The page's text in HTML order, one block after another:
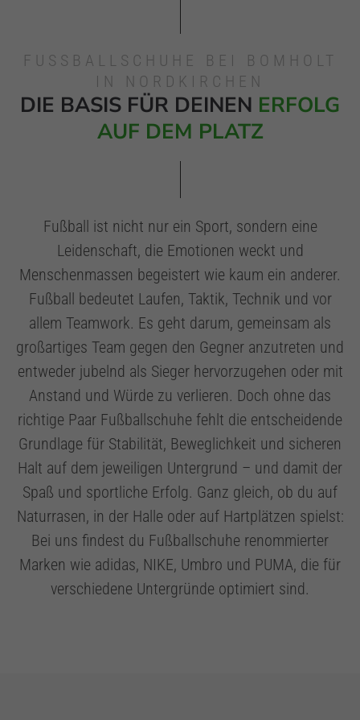
FUSSBALLSCHUHE BEI BOMHOLT
IN NORDKIRCHEN
DIE BASIS FÜR DEINEN ERFOLG
AUF DEM PLATZ
Fußball ist nicht nur ein Sport, sondern eine
Leidenschaft, die Emotionen weckt und
Menschenmassen begeistert wie kaum ein anderer.
Fußball bedeutet Laufen, Taktik, Technik und vor
allem Teamwork. Es geht darum, gemeinsam als
großartiges Team gegen den Gegner anzutreten und
entweder jubelnd als Sieger hervorzugehen oder mit
Anstand und Würde zu verlieren. Doch ohne das
richtige Paar Fußballschuhe fehlt die entscheidende
Grundlage für Stabilität, Beweglichkeit und sicheren
Halt auf dem jeweiligen Untergrund – und damit der
Spaß und sportliche Erfolg. Ganz gleich, ob du auf
Naturrasen, in der Halle oder auf Hartplätzen spielst:
Bei uns findest du Fußballschuhe renommierter
Marken wie adidas, NIKE, Umbro und PUMA, die für
verschiedene Untergründe optimiert sind.